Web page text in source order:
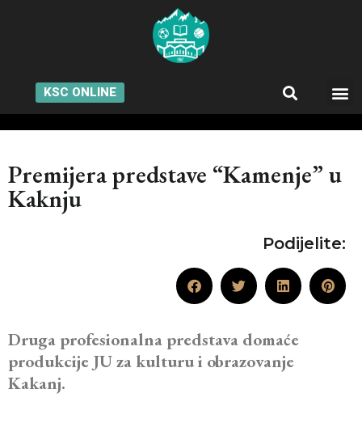
KSC ONLINE
Premijera predstave “Kamenje” u
Kaknju
Podijelite:
Druga profesionalna predstava domaće
produkcije JU za kulturu i obrazovanje
Kakanj.